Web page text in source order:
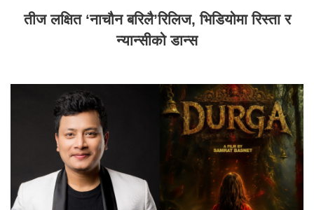
तीज लक्षित ‘नाचौन बरिलै’रिलिज, भिडियोमा रिस्ता र
न्यान्सीको डान्स